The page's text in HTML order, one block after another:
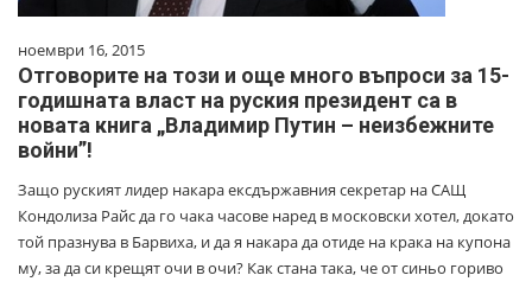
ноември 16, 2015
Отговорите на този и още много въпроси за 15-
годишната власт на руския президент са в
новата книга „Владимир Путин – неизбежните
войни”!
Защо руският лидер накара ексдържавния секретар на САЩ
Кондолиза Райс да го чака часове наред в московски хотел, докато
той празнува в Барвиха, и да я накара да отиде на крака на купона
му, за да си крещят очи в очи? Как стана така, че от синьо гориво